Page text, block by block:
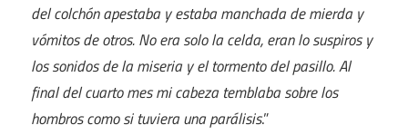
del colchón apestaba y estaba manchada de mierda y
vómitos de otros. No era solo la celda, eran lo suspiros y
los sonidos de la miseria y el tormento del pasillo. Al
final del cuarto mes mi cabeza temblaba sobre los
hombros como si tuviera una parálisis.”